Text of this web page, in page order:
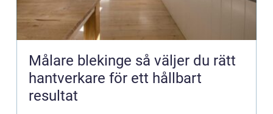
Målare blekinge så väljer du rätt
hantverkare för ett hållbart
resultat